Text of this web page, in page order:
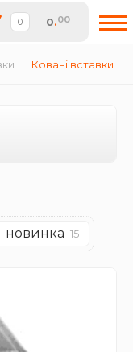
0.00
Ковані вставки
новинка 15